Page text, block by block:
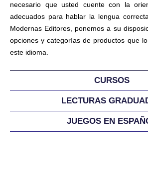
necesario que usted cuente con la
adecuados para hablar la lengua
Modernas Editores, ponemos a su
opciones y categorías de productos que
este idioma.
CURSOS
LECTURAS
JUEGOS EN